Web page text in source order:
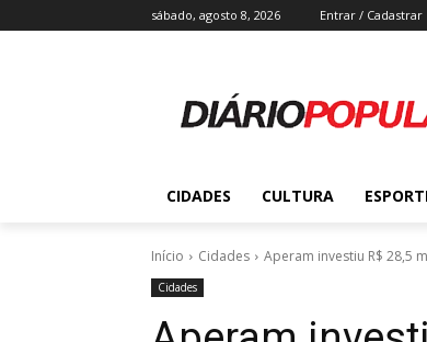
sábado, agosto 8, 2026 Entrar / Cadastrar
CIDADES CULTURA
Início Cidades Aperam investiu R$ 28,5
Cidades